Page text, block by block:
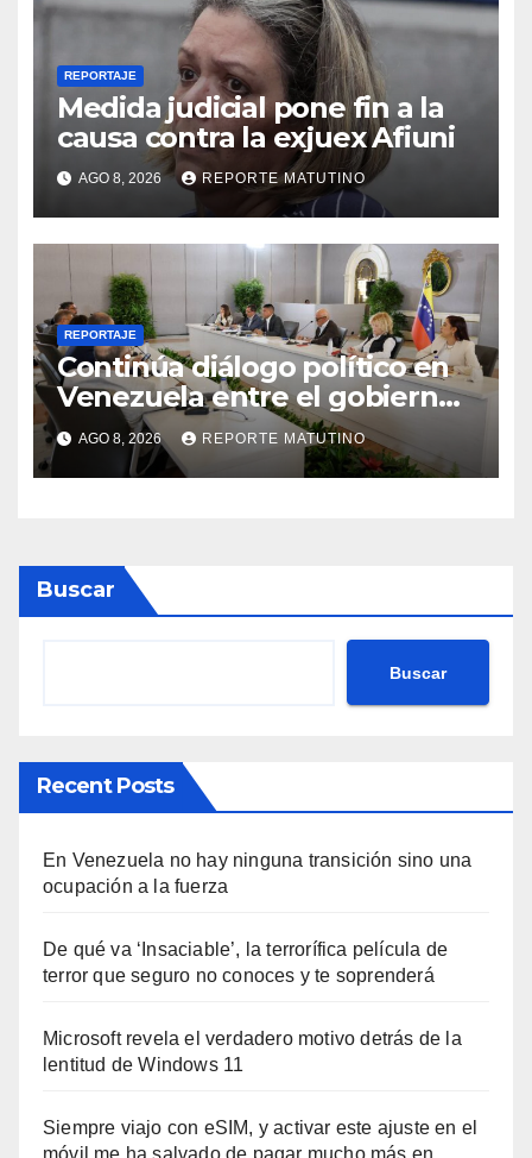
REPORTAJE
Medida judicial pone fin a la
causa contra la exjuex Afiuni
AGO 8, 2026 REPORTE MATUTINO
REPORTAJE
Continúa diálogo político en
Venezuela entre el gobierno
y la oposición
AGO 8, 2026 REPORTE MATUTINO
Buscar
Buscar
Recent Posts
En Venezuela no hay ninguna transición sino una
ocupación a la fuerza
De qué va ‘Insaciable’, la terrorífica película de
terror que seguro no conoces y te soprenderá
Microsoft revela el verdadero motivo detrás de la
lentitud de Windows 11
Siempre viajo con eSIM, y activar este ajuste en el